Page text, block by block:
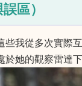
區）
我從多次實際
她的觀察雷達下